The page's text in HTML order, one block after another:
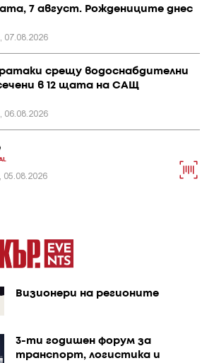
7 август. Рождениците днес
07.08.2026
срещу водоснабдителни
в 12 щата на САЩ
06.08.2026
05.08.2026
Визионери на регионите
3-ти годишен форум за
транспорт, логистика и